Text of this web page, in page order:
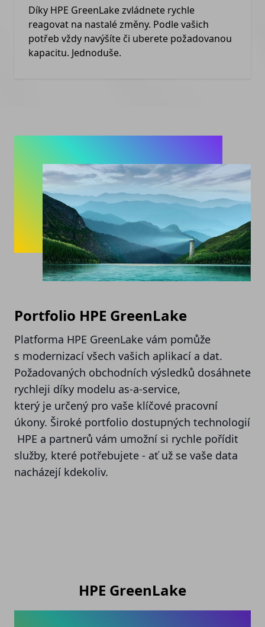
Díky HPE GreenLake zvládnete rychle
reagovat na nastalé změny. Podle vašich
potřeb vždy navýšíte či uberete požadovanou
kapacitu. Jednoduše.
Portfolio HPE GreenLake
Platforma HPE GreenLake vám pomůže
s modernizací všech vašich aplikací a dat.
Požadovaných obchodních výsledků dosáhnete
rychleji díky modelu as-a-service,
který je určený pro vaše klíčové pracovní
úkony. Široké portfolio dostupných technologií
HPE a partnerů vám umožní si rychle pořídit
služby, které potřebujete - ať už se vaše data
nacházejí kdekoliv.
HPE GreenLake